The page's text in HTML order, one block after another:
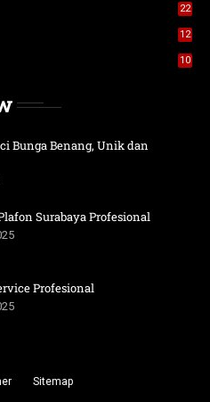
22
12
10
Bunga Benang, Unik dan
Surabaya Profesional
Profesional
Sitemap